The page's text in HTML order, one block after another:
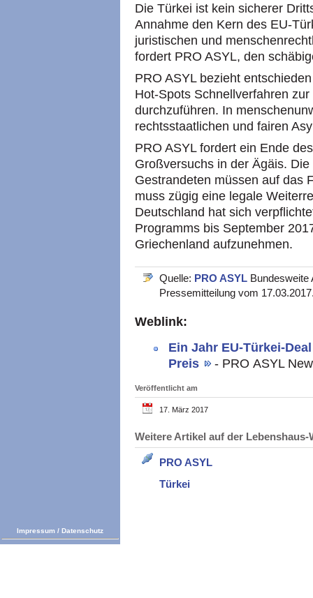
Die Türkei ist kein sicherer
Annahme den Kern des EU-
juristischen und
fordert PRO ASYL, den
PRO ASYL bezieht
Hot-Spots Schnellverfahren
durchzuführen. In
rechtsstaatlichen und fairen
PRO ASYL fordert ein Ende
Großversuchs in der Ägäis.
Gestrandeten müssen auf das
muss zügig eine legale
Deutschland hat sich
Programms bis September
Griechenland aufzunehmen.
Quelle: PRO ASYL Bundesweite
Pressemitteilung vom
Weblink:
Ein Jahr EU-Türkei-
Preis
- PRO ASYL
Veröffentlicht am
17. März 2017
Weitere Artikel auf der
PRO ASYL
Türkei
Impressum / Datenschutz